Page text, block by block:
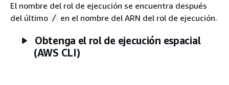
El nombre del rol de ejecución se encuentra después
del último / en el nombre del ARN del rol de ejecución.
Obtenga el rol de ejecución espacial
(AWS CLI)